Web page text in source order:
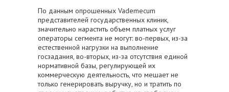
По данным опрошенных Vademecum
представителей государственных клиник,
значительно нарастить объем платных услуг
операторы сегмента не могут: во-первых, из-за
естественной нагрузки на выполнение
госзадания, во-вторых, из-за отсутствия единой
нормативной базы, регулирующей их
коммерческую деятельность, что мешает не
только генерировать выручку, но и тратить по